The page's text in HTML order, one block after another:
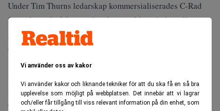
Vi använder oss av kakor
Vi använder kakor och liknande tekniker för att du ska få en så bra
upplevelse som möjligt på webbplatsen. Det innebär att vi lagrar
och/eller får tillgång till viss relevant information på din enhet, som
Under Tim Thurns ledarskap kommersialiserades C-Rad
framgångsrikt från ett tekniskt utvecklingsbolag till en
global ledande aktör inom effektiv och säker avancerad
cancervård. Med Cecilia de Leeuws omfattande
internationella erfarenhet är C-Rad redo för nästa
tillväxtfas med mycket konkurrenskraftiga lösningar,
skriver bolaget i ett pressmeddelande.
Cecilia de Leeuw har en gedigen internationell erfarenhet